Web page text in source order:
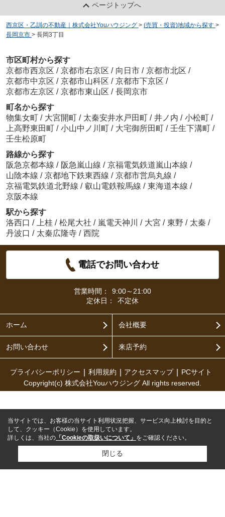
ページトップへ
西京区・乙訓の不動産｜株式会社Youハウジング > (売買・投資)地域から探す >
長岡京市 > 長岡3丁目
市区町村から探す
京都市西京区 / 京都市右京区 / 向日市 / 京都市北区 /
京都市中京区 / 京都市山科区 / 京都市下京区 /
京都市左京区 / 京都市東山区 / 長岡京市
町名から探す
物集女町 / 大宮開町 / 太秦安井水戸田町 / 井ノ内 / 小松町 /
上高野東田町 / 小山中ノ川町 / 大宅御所田町 / 壬生下溝町 /
壬生松原町
路線から探す
阪急京都本線 / 阪急嵐山線 / 京福電気鉄道嵐山本線 /
山陰本線 / 京都地下鉄東西線 / 京都市営烏丸線 /
京福電気鉄道北野線 / 叡山電鉄鞍馬線 / 東海道本線 /
京阪本線
駅から探す
洛西口 / 上桂 / 松尾大社 / 嵐電天神川 / 大宮 / 東野 / 太秦 /
丹波口 / 太秦広隆寺 / 西院
電話でお問い合わせ
営業時間：
9:00～21:00
定休日：
不定休
ホーム 会社概要
お問い合わせ 来店予約
プライバシーポリシー 利用規約 アクセスマップ
PCサイト
Copyright(c) 株式会社Youハウジング All rights reserved.
当サイトでは、お客様の当サイト利用状況把握、サービス向上検討を目的と
して、クッキー（Cookie）を使用しています。
詳しくは、当社の 「Cookieの取扱いについて」 をご確認ください。
閉じる